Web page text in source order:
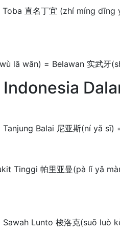
直名丁宜 (zhí míng
lā wān) = Belawan 实武牙
Balai 尼亚斯(ní yǎ
Tinggi 帕里亚曼(pà lǐ yǎ
Lunto 梭洛克(suō luò